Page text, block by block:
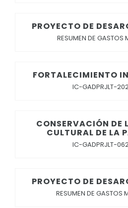
PROYECTO DE
RESUMEN DE GASTOS
FORTALECIMIENTO
IC-GADPRJLT-
CONSERVACIÓN DE
CULTURAL DE LA
IC-GADPRJLT-
PROYECTO DE
RESUMEN DE GASTOS